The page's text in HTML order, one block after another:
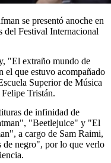
se presentó anoche en
del Festival Internacional
"El extraño mundo de
el que estuvo acompañado
Superior de Música
Tristán.
de infinidad de
"Beetlejuice" y "El
a cargo de Sam Raimi,
negro", por lo que verlo